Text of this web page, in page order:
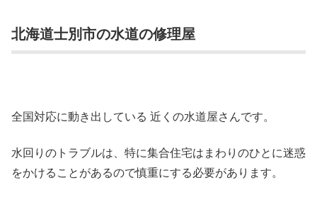
北海道士別市の水道の修理屋
全国対応に動き出している 近くの水道屋さんです。
水回りのトラブルは、特に集合住宅はまわりのひとに迷惑
をかけることがあるので慎重にする必要があります。